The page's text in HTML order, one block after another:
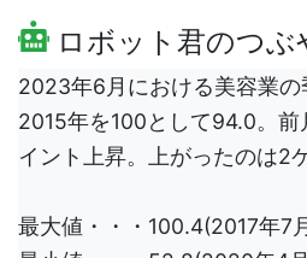
ロボット君のつぶ
2023年6月における美容業の
2015年を100として94.0。
イント上昇。上がったのは2
最大値・・・100.4(2017年7